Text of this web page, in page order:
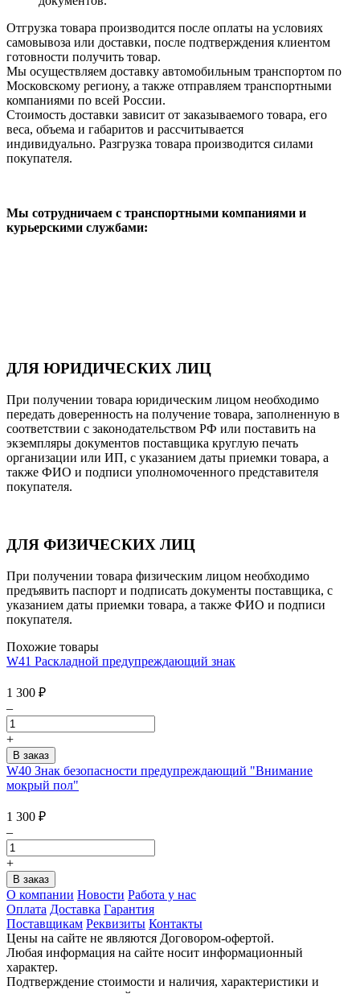
Отгрузка товара производится после оплаты на условиях
самовывоза или доставки, после подтверждения клиентом
готовности получить товар.
Мы осуществляем доставку автомобильным транспортом по
Московскому региону, а также отправляем транспортными
компаниями по всей России.
Стоимость доставки зависит от заказываемого товара, его
веса, объема и габаритов и рассчитывается
индивидуально. Разгрузка товара производится силами
покупателя.
Мы сотрудничаем с транспортными компаниями и
курьерскими службами:
ДЛЯ ЮРИДИЧЕСКИХ ЛИЦ
При получении товара юридическим лицом необходимо
передать доверенность на получение товара, заполненную в
соответствии с законодательством РФ или поставить на
экземпляры документов поставщика круглую печать
организации или ИП, с указанием даты приемки товара, а
также ФИО и подписи уполномоченного представителя
покупателя.
ДЛЯ ФИЗИЧЕСКИХ ЛИЦ
При получении товара физическим лицом необходимо
предъявить паспорт и подписать документы поставщика, с
указанием даты приемки товара, а также ФИО и подписи
покупателя.
Похожие товары
W41 Раскладной предупреждающий знак
1 300 ₽
–
+
W40 Знак безопасности предупреждающий "Внимание
мокрый пол"
1 300 ₽
–
+
О компании Новости Работа у нас
Оплата Доставка Гарантия
Поставщикам Реквизиты Контакты
Цены на сайте не являются Договором-офертой.
Любая информация на сайте носит информационный
характер.
Подтверждение стоимости и наличия, характеристики и